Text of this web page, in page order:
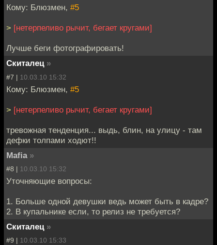
Кому: Блюзмен, #5
> [нетерпеливо рычит, бегает кругами]
Лучше беги фотографировать!
Скиталец »
#7 | 10.03.10 15:32
Кому: Блюзмен, #5
> [нетерпеливо рычит, бегает кругами]
тревожная тенденция... выдь, блин, на улицу - там
дефки толпами ходют!!
Mafia »
#8 | 10.03.10 15:32
Уточняющие вопросы:
1. Больше одной девушки ведь может быть в кадре?
2. В купальнике если, то релиз не требуется?
Скиталец »
#9 | 10.03.10 15:33